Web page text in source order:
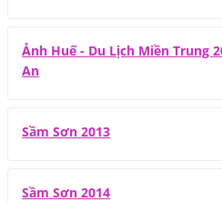
Ảnh Huế - Du Lịch Miền Trung
An
Sầm Sơn 2013
Sầm Sơn 2014